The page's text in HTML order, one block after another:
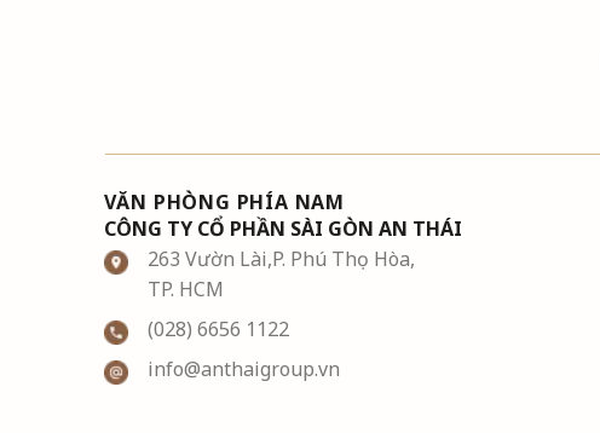
VĂN PHÒNG PHÍA NAM
CÔNG TY CỔ PHẦN SÀI GÒN AN THÁI
263 Vườn Lài,P. Phú Thọ Hòa,
TP. HCM
(028) 6656 1122
info@anthaigroup.vn